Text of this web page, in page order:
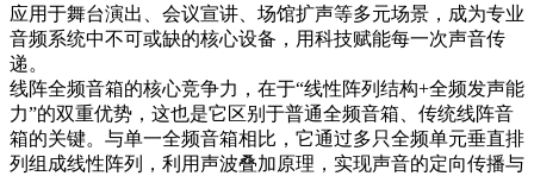
应用于舞台演出、会议宣讲、场馆扩声等多元场景，成为专业
音频系统中不可或缺的核心设备，用科技赋能每一次声音传
递。
线阵全频音箱的核心竞争力，在于“线性阵列结构+全频发声能
力”的双重优势，这也是它区别于普通全频音箱、传统线阵音
箱的关键。与单一全频音箱相比，它通过多只全频单元垂直排
列组成线性阵列，利用声波叠加原理，实现声音的定向传播与